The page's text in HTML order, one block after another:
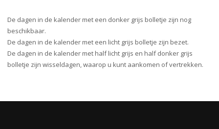
De dagen in de kalender met een donker grijs bolletje zijn nog
beschikbaar.
De dagen in de kalender met een licht grijs bolletje zijn bezet.
De dagen in de kalender met half licht grijs en half donker grijs
bolletje zijn wisseldagen, waarop u kunt aankomen of vertrekken.